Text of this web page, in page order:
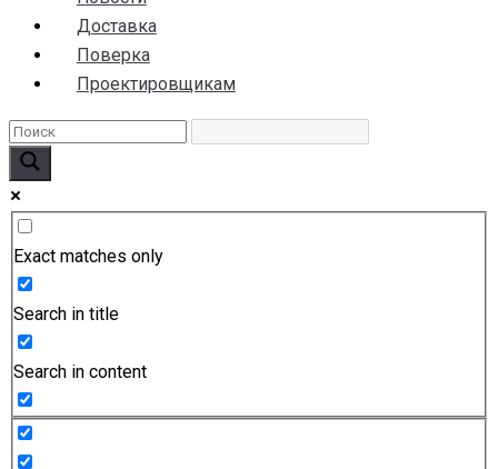
Доставка
Поверка
Проектировщикам
Exact matches only
Search in title
Search in content